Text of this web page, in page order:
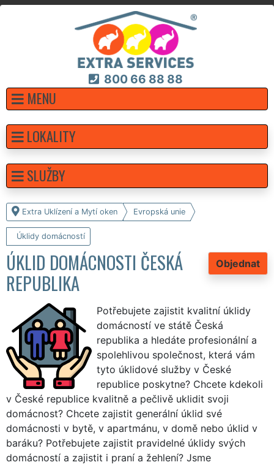
800 66 88 88
MENU
Extra Uklízení a Mytí oken Evropská unie
Úklidy domácností
Objednat
ÚKLID DOMÁCNOSTI ČESKÁ
REPUBLIKA
Potřebujete zajistit kvalitní úklidy
domácností ve státě Česká
republika a hledáte profesionální a
spolehlivou společnost, která vám
tyto úklidové služby v České
republice poskytne? Chcete kdekoli
v České republice kvalitně a pečlivě uklidit svoji
domácnost? Chcete zajistit generální úklid své
domácnosti v bytě, v apartmánu, v domě nebo úklid v
baráku? Potřebujete zajistit pravidelné úklidy svých
domácností a zajistit i praní a žehlení? Jsme
LOKALITY
SLUŽBY